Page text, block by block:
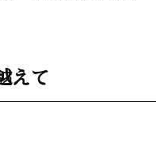
えて